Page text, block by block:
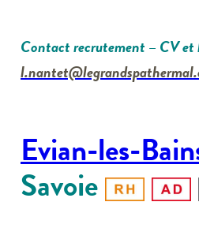
Contact recrutement – CV
Evian-les-
Savoie